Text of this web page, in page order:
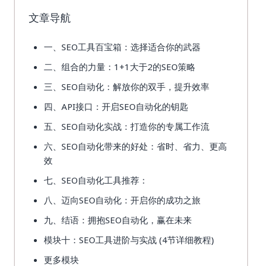
文章导航
一、SEO工具百宝箱：选择适合你的武器
二、组合的力量：1+1大于2的SEO策略
三、SEO自动化：解放你的双手，提升效率
四、API接口：开启SEO自动化的钥匙
五、SEO自动化实战：打造你的专属工作流
六、SEO自动化带来的好处：省时、省力、更高
效
七、SEO自动化工具推荐：
八、迈向SEO自动化：开启你的成功之旅
九、结语：拥抱SEO自动化，赢在未来
模块十：SEO工具进阶与实战 (4节详细教程)
更多模块